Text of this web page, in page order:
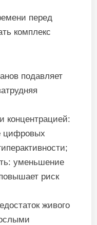
перед
комплекс
подавляет
концентрацией:
цифровых
уменьшение
риск
живого